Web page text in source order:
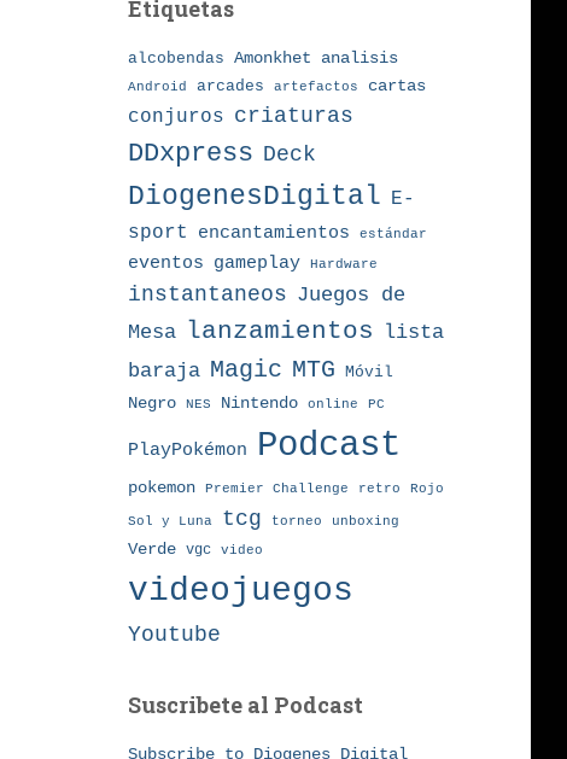
Etiquetas
alcobendas Amonkhet analisis
Android arcades artefactos cartas
conjuros criaturas
DDxpress Deck
DiogenesDigital E-
sport
encantamientos estándar
eventos gameplay Hardware
instantaneos Juegos de
Mesa
lanzamientos
lista
baraja Magic MTG Móvil
Negro
NES Nintendo online PC
PlayPokémon Podcast
pokemon Premier Challenge retro Rojo
Sol y Luna tcg torneo unboxing
Verde vgc video
videojuegos
Youtube
Suscribete al Podcast
Subscribe to Diogenes Digital